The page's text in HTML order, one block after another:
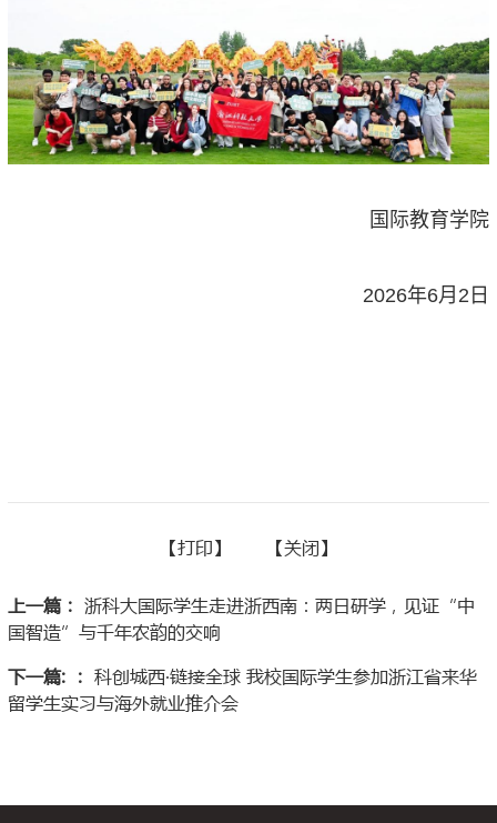
国际教育学院
2026年6月2日
【打印】 【关闭】
上一篇： 浙科大国际学生走进浙西南：两日研学，见证“中
国智造”与千年农韵的交响
下一篇: ： 科创城西·链接全球 我校国际学生参加浙江省来华
留学生实习与海外就业推介会